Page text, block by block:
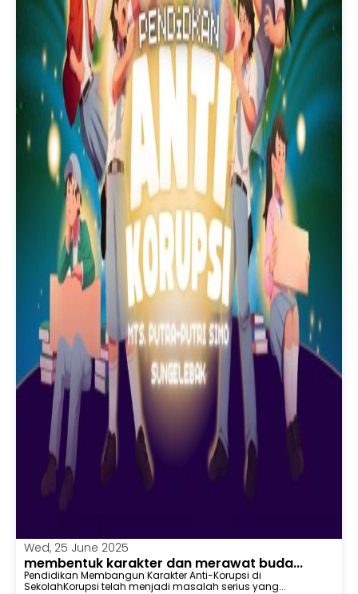
Wed, 25 June 2025
membentuk karakter dan merawat buda...
Pendidikan Membangun Karakter Anti-Korupsi di
SekolahKorupsi telah menjadi masalah serius yang...